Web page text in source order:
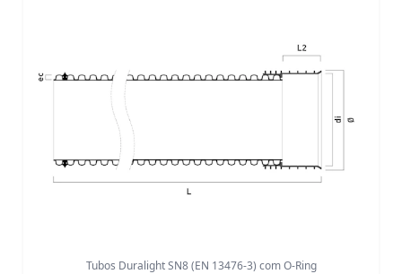
Tubos Duralight SN8 (EN 13476-3) com O-Ring